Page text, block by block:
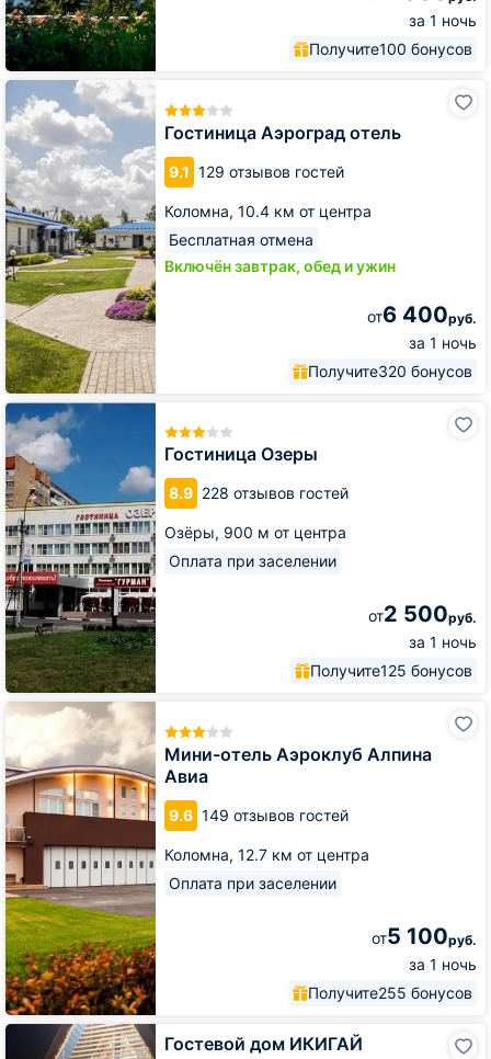
за 1 ночь
Получите100 бонусов
Гостиница Аэроград отель
9.1 129 отзывов гостей
Коломна, 10.4 км от центра
Бесплатная отмена
Включён завтрак, обед и ужин
от6 400руб.
за 1 ночь
Получите320 бонусов
Гостиница
Аэроград
отель
Гостиница Озеры
8.9 228 отзывов гостей
Озёры, 900 м от центра
Оплата при заселении
от2 500руб.
за 1 ночь
Получите125 бонусов
Гостиница
Озеры
Мини-отель Аэроклуб Алпина
Авиа
9.6 149 отзывов гостей
Коломна, 12.7 км от центра
Оплата при заселении
от5 100руб.
за 1 ночь
Получите255 бонусов
Мини-
Аэроклуб
Алпина
Авиа
Гостевой дом ИКИГАЙ
Гостевой